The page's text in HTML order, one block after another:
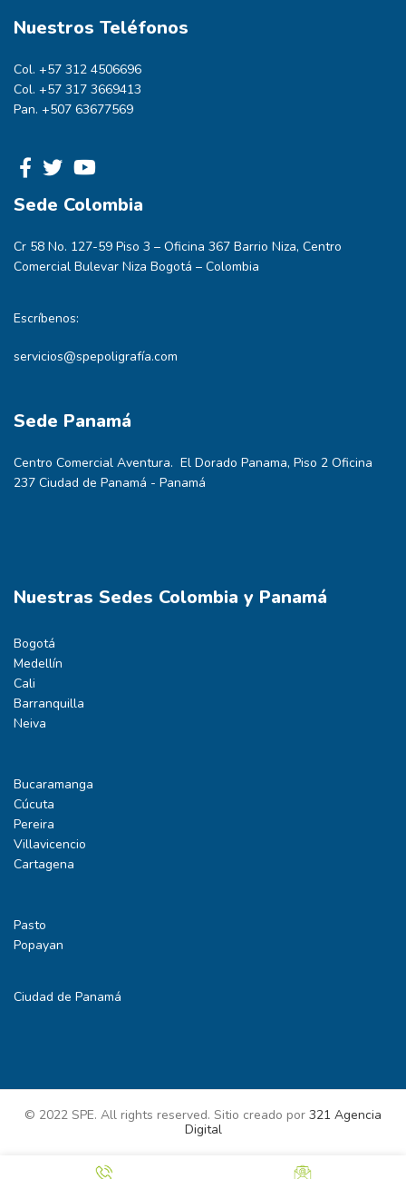
Nuestros Teléfonos
Col. +57 312 4506696
Col. +57 317 3669413
Pan. +507 63677569
Sede Colombia
Cr 58 No. 127-59 Piso 3 – Oficina 367 Barrio Niza, Centro
Comercial Bulevar Niza Bogotá – Colombia
Escríbenos:
servicios@spepoligrafía.com
Sede Panamá
Centro Comercial Aventura. El Dorado Panama, Piso 2 Oficina
237 Ciudad de Panamá - Panamá
Nuestras Sedes Colombia y Panamá
Bogotá
Medellín
Cali
Barranquilla
Neiva
Bucaramanga
Cúcuta
Pereira
Villavicencio
Cartagena
Pasto
Popayan
Ciudad de Panamá
© 2022 SPE. All rights reserved. Sitio creado por 321 Agencia
Digital